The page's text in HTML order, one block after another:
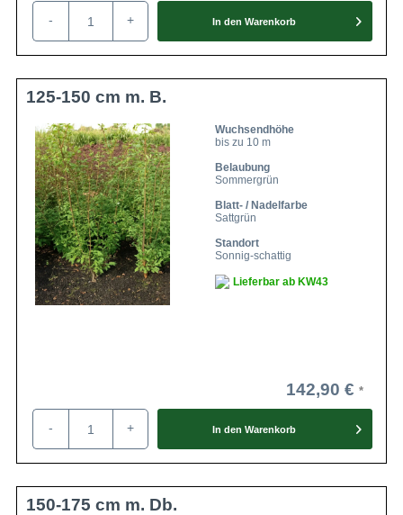
- + In den Warenkorb
125-150 cm m. B.
Wuchsendhöhe
bis zu 10 m
Belaubung
Sommergrün
Blatt- / Nadelfarbe
Sattgrün
Standort
Sonnig-schattig
Lieferbar ab KW43
142,90 €
- + In den Warenkorb
150-175 cm m. Db.